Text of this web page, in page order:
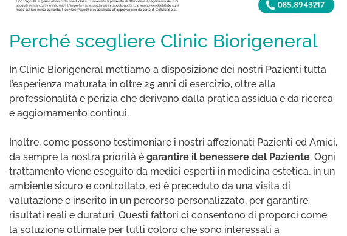
Perché scegliere Clinic Biorigeneral
In Clinic Biorigeneral mettiamo a disposizione dei nostri Pazienti tutta
l’esperienza maturata in oltre 25 anni di esercizio, oltre alla
professionalità e perizia che derivano dalla pratica assidua e da ricerca
e aggiornamento continui.
Inoltre, come possono testimoniare i nostri affezionati Pazienti ed Amici,
da sempre la nostra priorità è garantire il benessere del Paziente. Ogni
trattamento viene eseguito da medici esperti in medicina estetica, in un
ambiente sicuro e controllato, ed è preceduto da una visita di
valutazione e inserito in un percorso personalizzato, per garantire
risultati reali e duraturi. Questi fattori ci consentono di proporci come
la soluzione ottimale per tutti coloro che sono interessati a